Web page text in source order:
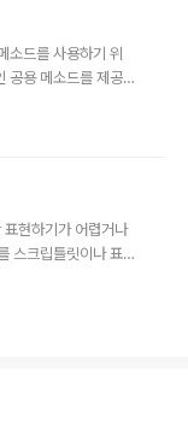
소드를 사용하기 위
공용 메소드를 제공
. 그래야지 JSP에서
. 3. JSP에 taglib 지
식대로 EL을 작성해
현하기가 어렵거나
스크립틀릿이나 표